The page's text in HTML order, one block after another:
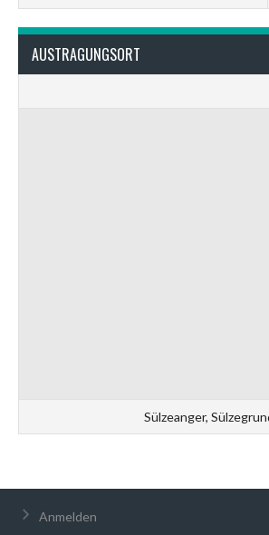
AUSTRAGUNGSORT
Sülzeanger,
Anmelden